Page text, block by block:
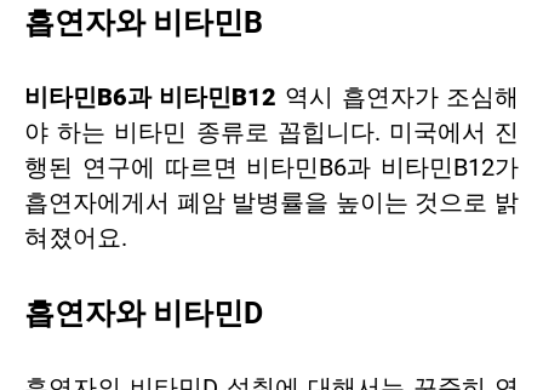
흡연자와 비타민B
비타민B6과 비타민B12 역시 흡연자가 조심해
야 하는 비타민 종류로 꼽힙니다. 미국에서 진
행된 연구에 따르면 비타민B6과 비타민B12가
흡연자에게서 폐암 발병률을 높이는 것으로 밝
혀졌어요.
흡연자와 비타민D